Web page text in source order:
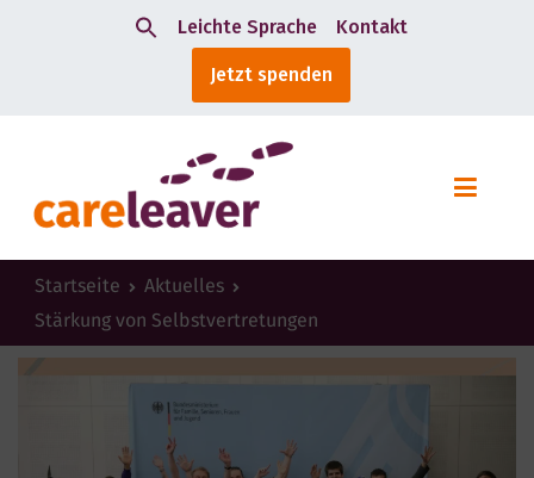
Leichte Sprache Kontakt
Jetzt spenden
Startseite
Aktuelles
Stärkung von Selbstvertretungen